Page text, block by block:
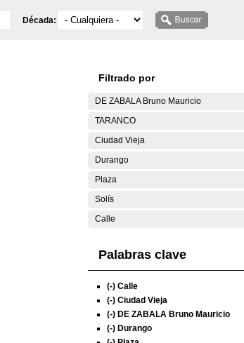
Década:
Filtrado por
DE ZABALA Bruno Mauricio
TARANCO
Ciudad Vieja
Durango
Plaza
Solís
Calle
Palabras clave
(-) Calle
(-) Ciudad Vieja
(-) DE ZABALA Bruno Mauricio
(-) Durango